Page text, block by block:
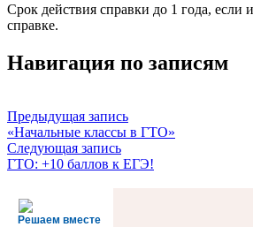
Срок действия справки до 1 года, если
справке.
Навигация по записям
Предыдущая запись
«Начальные классы в ГТО»
Следующая запись
ГТО: +10 баллов к ЕГЭ!
Решаем вместе